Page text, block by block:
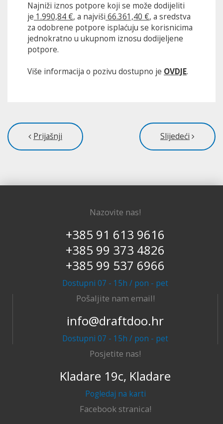
Najniži iznos potpore koji se može dodijeliti
je 1.990,84 €, a najviši 66.361,40 €, a sredstva
za odobrene potpore isplaćuju se korisnicima
jednokratno u ukupnom iznosu dodijeljene
potpore.
Više informacija o pozivu dostupno je OVDJE.
Prijašnji Slijedeći
Nazovite nas!
+385 91 613 9616
+385 99 373 4826
+385 99 537 6966
Dostupni 07 - 15h / pon - pet
Pošaljite nam email!
info@draftdoo.hr
Dostupni 07 - 15h / pon - pet
Posjetite nas!
Kladare 19c, Kladare
Pogledaj na karti
Facebook stranica!